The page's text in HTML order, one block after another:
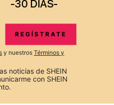
DE SHEIN
Suscribir
REGÍSTRATE
y nuestros Términos y
noticias de SHEIN
con SHEIN